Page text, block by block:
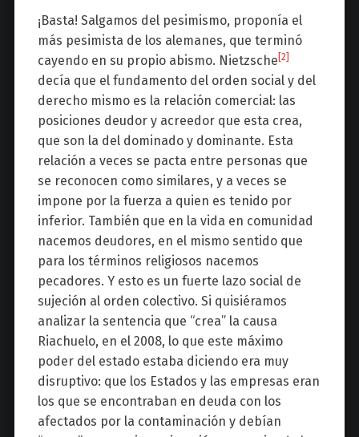
¡Basta! Salgamos del pesimismo, proponía el
más pesimista de los alemanes, que terminó
cayendo en su propio abismo. Nietzsche [2]
decía que el fundamento del orden social y del
derecho mismo es la relación comercial: las
posiciones deudor y acreedor que esta crea,
que son la del dominado y dominante. Esta
relación a veces se pacta entre personas que
se reconocen como similares, y a veces se
impone por la fuerza a quien es tenido por
inferior. También que en la vida en comunidad
nacemos deudores, en el mismo sentido que
para los términos religiosos nacemos
pecadores. Y esto es un fuerte lazo social de
sujeción al orden colectivo. Si quisiéramos
analizar la sentencia que “crea” la causa
Riachuelo, en el 2008, lo que este máximo
poder del estado estaba diciendo era muy
disruptivo: que los Estados y las empresas eran
los que se encontraban en deuda con los
afectados por la contaminación y debían